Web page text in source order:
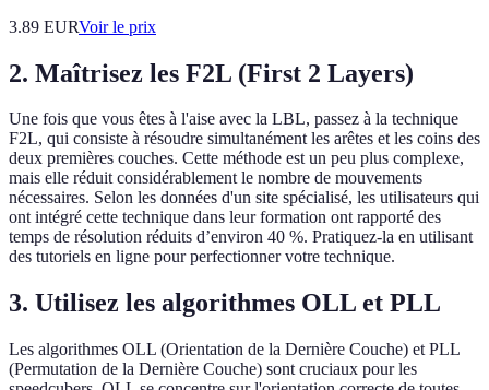
3.89 EURVoir le prix
2. Maîtrisez les F2L (First 2 Layers)
Une fois que vous êtes à l'aise avec la LBL, passez à la technique
F2L, qui consiste à résoudre simultanément les arêtes et les coins des
deux premières couches. Cette méthode est un peu plus complexe,
mais elle réduit considérablement le nombre de mouvements
nécessaires. Selon les données d'un site spécialisé, les utilisateurs qui
ont intégré cette technique dans leur formation ont rapporté des
temps de résolution réduits d’environ 40 %. Pratiquez-la en utilisant
des tutoriels en ligne pour perfectionner votre technique.
3. Utilisez les algorithmes OLL et PLL
Les algorithmes OLL (Orientation de la Dernière Couche) et PLL
(Permutation de la Dernière Couche) sont cruciaux pour les